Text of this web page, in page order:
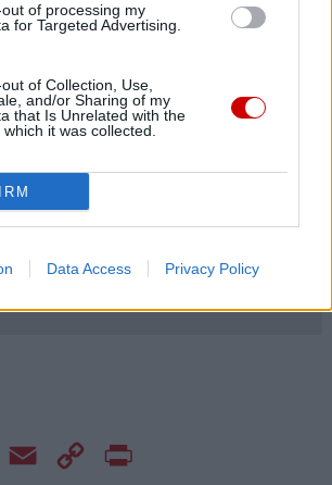
of processing my
for Targeted Advertising.
of Collection, Use,
and/or Sharing of my
that Is Unrelated with the
it was collected.
Data Access Privacy Policy
odwiedzasz nasz portal. Jesteśmy
najważniejsze
Kościoła w Polsce i na świecie.
pomocy sprostanie temu
coraz trudniejsze.
Cię o
serwisu Patronite.
mogli realizować naszą
WhatsApp
Email
Copy